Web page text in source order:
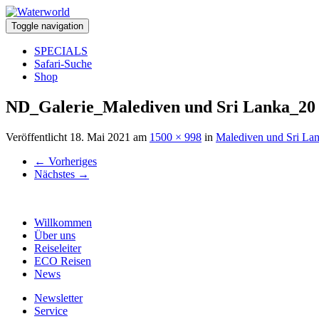
Toggle navigation
SPECIALS
Safari-Suche
Shop
ND_Galerie_Malediven und Sri Lanka_20
Veröffentlicht 18. Mai 2021 am 1500 × 998 in Malediven und Sri
← Vorheriges
Nächstes →
Willkommen
Über uns
Reiseleiter
ECO Reisen
News
Newsletter
Service